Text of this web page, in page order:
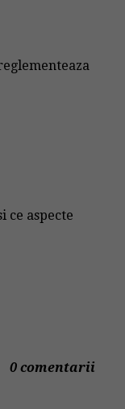
ce aspecte
0 comentarii